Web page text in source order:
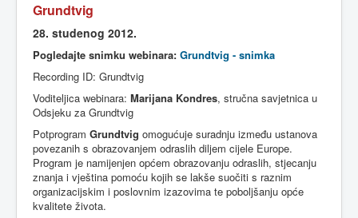
Grundtvig
28. studenog 2012.
Pogledajte snimku webinara: Grundtvig - snimka
Recording ID: Grundtvig
Voditeljica webinara: Marijana Kondres, stručna savjetnica u
Odsjeku za Grundtvig
Potprogram Grundtvig omogućuje suradnju između ustanova
povezanih s obrazovanjem odraslih diljem cijele Europe.
Program je namijenjen općem obrazovanju odraslih, stjecanju
znanja i vještina pomoću kojih se lakše suočiti s raznim
organizacijskim i poslovnim izazovima te poboljšanju opće
kvalitete života.